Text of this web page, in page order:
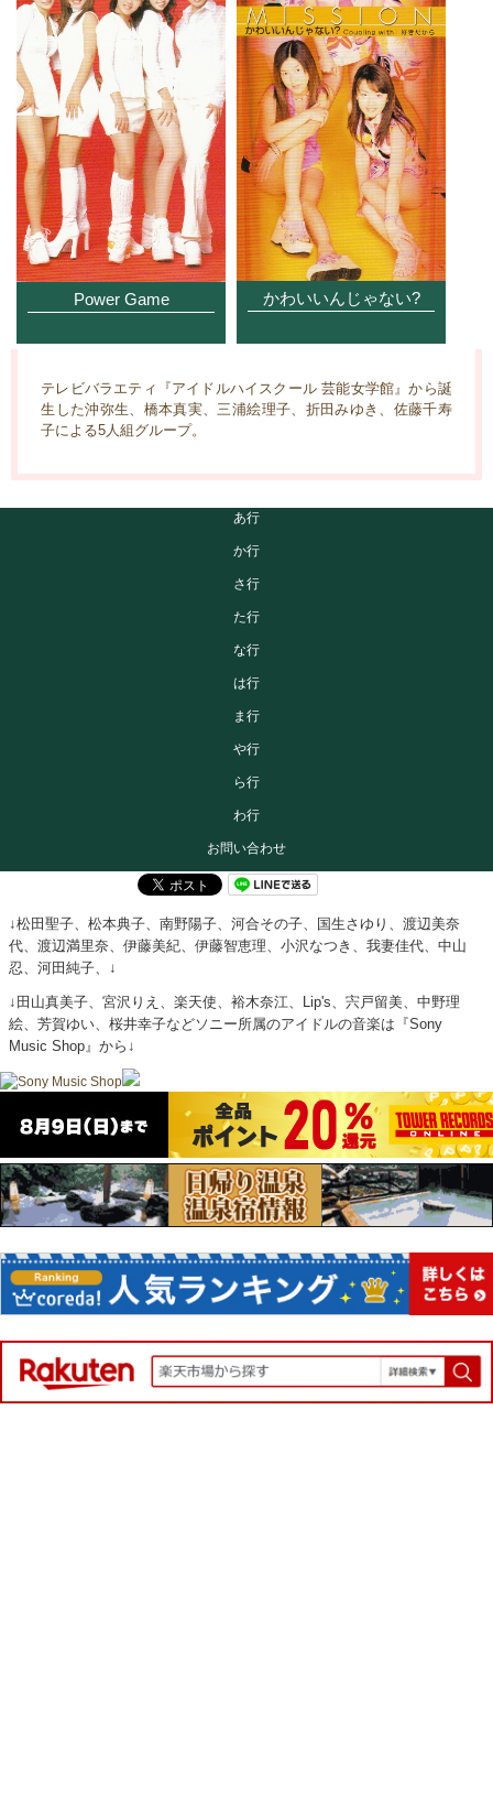
Power Game かわいいんじゃない?
テレビバラエティ『アイドルハイスクール 芸能女学館』から誕
生した沖弥生、橋本真実、三浦絵理子、折田みゆき、佐藤千寿
子による5人組グループ。
あ行
か行
さ行
た行
な行
は行
ま行
や行
ら行
わ行
お問い合わせ
↓松田聖子、松本典子、南野陽子、河合その子、国生さゆり、渡辺美奈
代、渡辺満里奈、伊藤美紀、伊藤智恵理、小沢なつき、我妻佳代、中山
忍、河田純子、↓
↓田山真美子、宮沢りえ、楽天使、裕木奈江、Lip's、宍戸留美、中野理
絵、芳賀ゆい、桜井幸子などソニー所属のアイドルの音楽は『Sony
Music Shop』から↓